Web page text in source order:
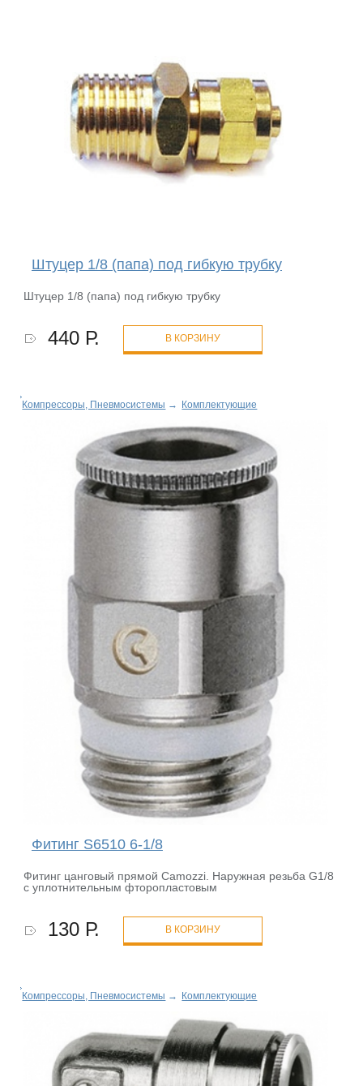
Штуцер 1/8 (папа) под гибкую трубку
Штуцер 1/8 (папа) под гибкую трубку
440 Р. В КОРЗИНУ
Компрессоры, Пневмосистемы → Комплектующие
Фитинг S6510 6-1/8
Фитинг цанговый прямой Camozzi. Наружная резьба G1/8
с уплотнительным фторопластовым
130 Р. В КОРЗИНУ
Компрессоры, Пневмосистемы → Комплектующие